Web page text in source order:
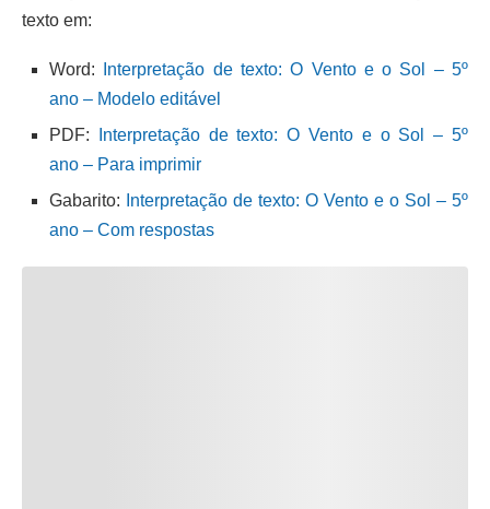
texto em:
Word:
Interpretação de texto: O Vento e o Sol – 5º
ano – Modelo editável
PDF:
Interpretação de texto: O Vento e o Sol – 5º
ano – Para imprimir
Gabarito:
Interpretação de texto: O Vento e o Sol – 5º
ano – Com respostas